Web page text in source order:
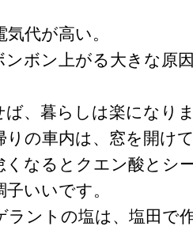
代が高い。
ンボン上がる大きな原
ば、暮らしは楽になり
りの車内は、窓を開け
くなるとクエン酸とシ
いいです。
ラントの塩は、塩田で